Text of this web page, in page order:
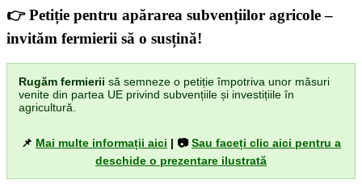
👉 Petiție pentru apărarea subvențiilor agricole –
invităm fermierii să o susțină!
Rugăm fermierii să semneze o petiție împotriva unor măsuri
venite din partea UE privind subvențiile și investițiile în
agricultură.
📌 Mai multe informații aici | 📷Sau faceți clic aici pentru a
deschide o prezentare ilustrată